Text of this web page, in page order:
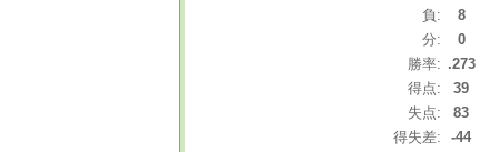
負:
8
分:
0
勝率: .273
得点:
39
失点:
83
得失差:
-44